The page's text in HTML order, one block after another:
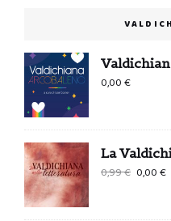
0,00€
La
0,99€ 0,00€